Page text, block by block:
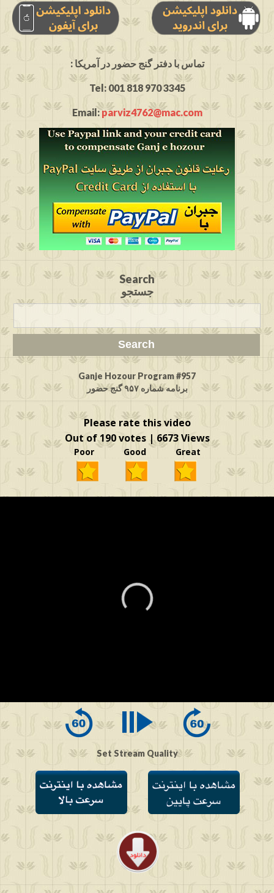
: تماس با دفتر گنج حضور در آمریکا
Tel: 001 818 970 3345
Email:parviz4762@mac.com
Search
جستجو
Ganje Hozour Program #957
برنامه شماره ۹۵۷ گنج حضور
Please rate this video
Out of 190 votes | 6673 Views
Poor Good Great
of
Set Stream Quality